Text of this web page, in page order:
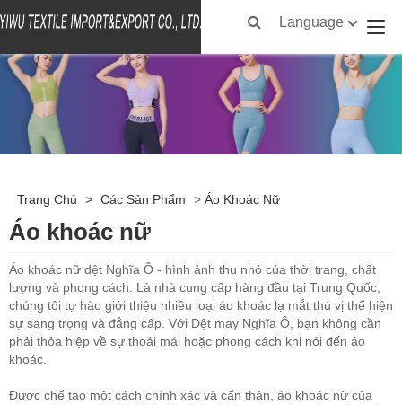
Language
Trang Chủ > Các Sản Phẩm > Áo Khoác Nữ
Áo khoác nữ
Áo khoác nữ dệt Nghĩa Ô - hình ảnh thu nhỏ của thời trang, chất
lượng và phong cách. Là nhà cung cấp hàng đầu tại Trung Quốc,
chúng tôi tự hào giới thiệu nhiều loại áo khoác lạ mắt thú vị thể hiện
sự sang trọng và đẳng cấp. Với Dệt may Nghĩa Ô, bạn không cần
phải thỏa hiệp về sự thoải mái hoặc phong cách khi nói đến áo
khoác.
Được chế tạo một cách chính xác và cẩn thận, áo khoác nữ của